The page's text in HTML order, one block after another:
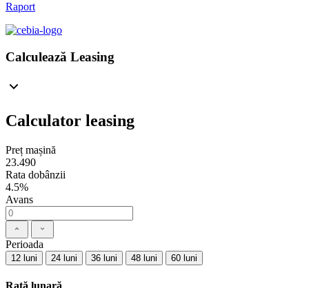
Raport
Calculează Leasing
Calculator leasing
Preț mașină
23.490
Rata dobânzii
4.5%
Avans
Perioada
12 luni 24 luni 36 luni 48 luni 60 luni
Rată lunară